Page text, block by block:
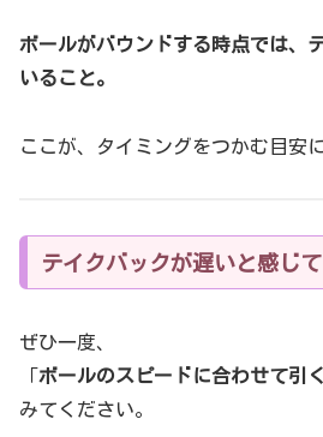
ボールがバウンドする時点では、
いること。
ここが、タイミングをつかむ目安
テイクバックが遅いと感じ
ぜひ一度、
「ボールのスピードに合わせて引く
みてください。